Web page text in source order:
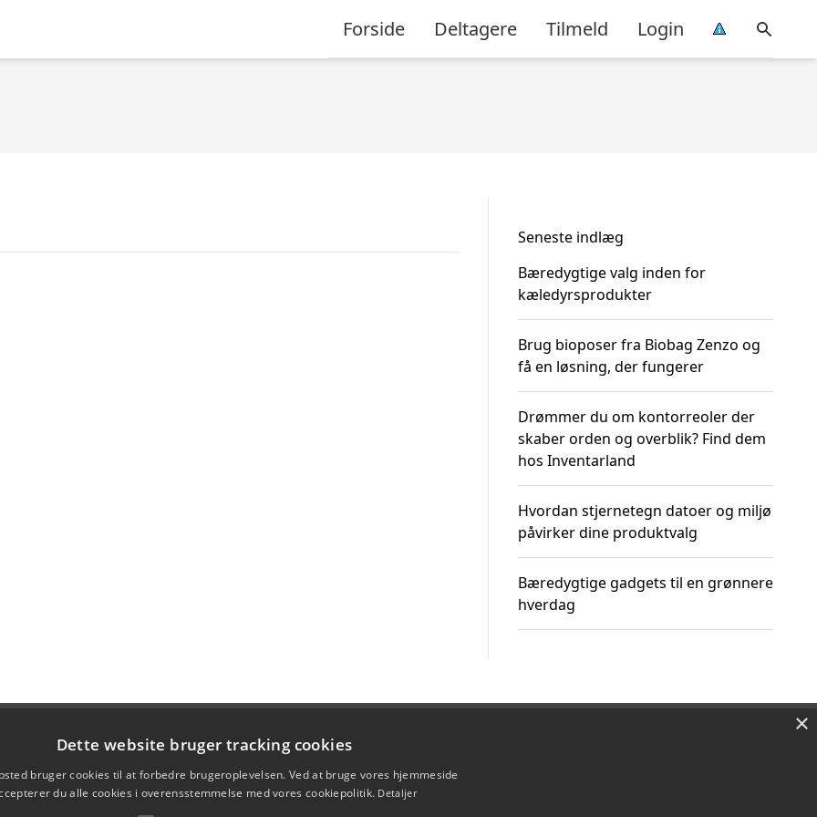
Forside Deltagere Tilmeld Login
Seneste indlæg
Bæredygtige valg inden for
kæledyrsprodukter
Brug bioposer fra Biobag Zenzo og
få en løsning, der fungerer
Drømmer du om kontorreoler der
skaber orden og overblik? Find dem
hos Inventarland
Hvordan stjernetegn datoer og miljø
påvirker dine produktvalg
Bæredygtige gadgets til en grønnere
hverdag
×
Dette website bruger tracking cookies
bruger cookies til at forbedre brugeroplevelsen. Ved at bruge vores hjemmeside
du alle cookies i overensstemmelse med vores cookiepolitik. Detaljer